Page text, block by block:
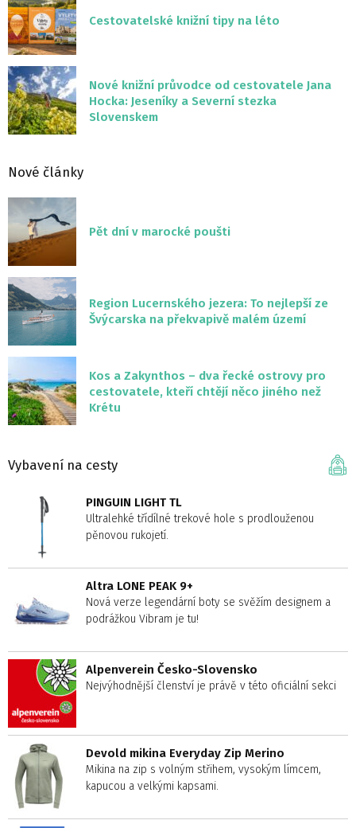
Cestovatelské knižní tipy na léto
Nové knižní průvodce od cestovatele Jana
Hocka: Jeseníky a Severní stezka
Slovenskem
Nové články
Pět dní v marocké poušti
Region Lucernského jezera: To nejlepší ze
Švýcarska na překvapivě malém území
Kos a Zakynthos – dva řecké ostrovy pro
cestovatele, kteří chtějí něco jiného než
Krétu
Vybavení na cesty
PINGUIN LIGHT TL
Ultralehké třídílné trekové hole s prodlouženou
pěnovou rukojetí.
Altra LONE PEAK 9+
Nová verze legendární boty se svěžím designem a
podrážkou Vibram je tu!
Alpenverein Česko-Slovensko
Nejvýhodnější členství je právě v této oficiální sekci
Devold mikina Everyday Zip Merino
Mikina na zip s volným střihem, vysokým límcem,
kapucou a velkými kapsami.